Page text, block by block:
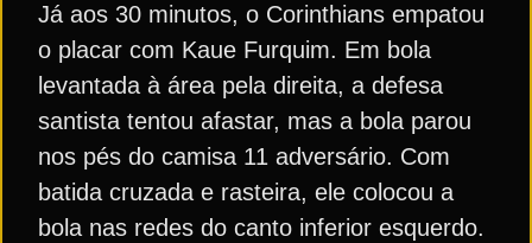
Já aos 30 minutos, o Corinthians empatou
o placar com Kaue Furquim. Em bola
levantada à área pela direita, a defesa
santista tentou afastar, mas a bola parou
nos pés do camisa 11 adversário. Com
batida cruzada e rasteira, ele colocou a
bola nas redes do canto inferior esquerdo.